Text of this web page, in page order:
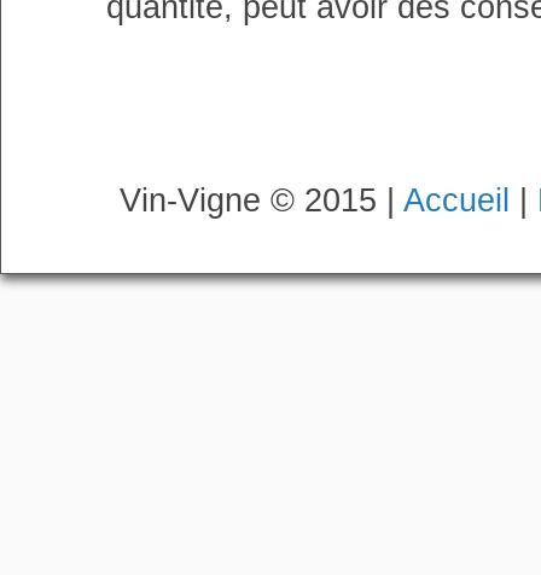
quantité, peut avoir des
Vin-Vigne © 2015 | Accueil